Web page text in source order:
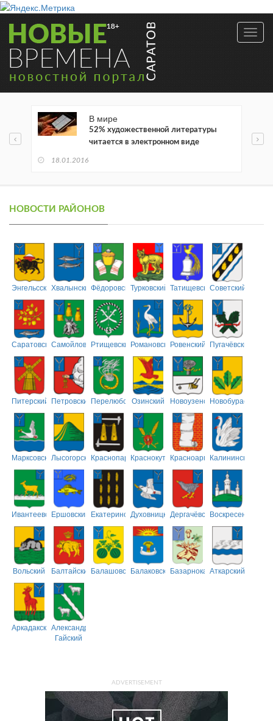
В мире
52% художественной литературы
читается в электронном виде
18.01.2016
НОВОСТИ РАЙОНОВ
ЭнгельсскийХвалынскийФёдоровскийТурковский ТатищевскийСоветский
СаратовскийСамойловскийРтищевскийРомановскийРовенский Пугачёвский
Питерский ПетровскийПерелюбскийОзинский НовоузенскийНовобурасский
МарксовскийЛысогорскийКраснопартизанский
КраснокутскийКрасноармейский
Калининский
ИвантеевскийЕршовский ЕкатериновскийДуховницкийДергачёвскийВоскресенский
Вольский БалтайскийБалашовскийБалаковскийБазарнокарабулакский
Аткарский
АркадакскийАлександрово-
Гайский
ADVERTISEMENT